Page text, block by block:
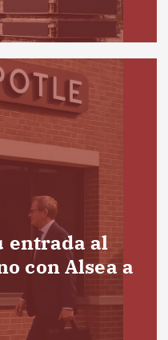
entrada al
con Alsea a